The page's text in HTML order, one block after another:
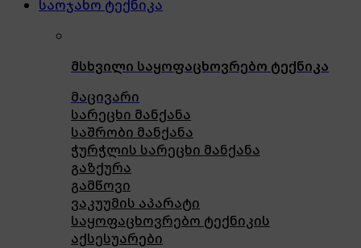
საოჯახო ტექნიკა
მსხვილი საყოფაცხოვრებო ტექნიკა
მაცივარი
სარეცხი მანქანა
საშრობი მანქანა
ჭურჭლის სარეცხი მანქანა
გაზქურა
გამწოვი
ვაკუუმის აპარატი
საყოფაცხოვრებო ტექნიკის
აქსესუარები